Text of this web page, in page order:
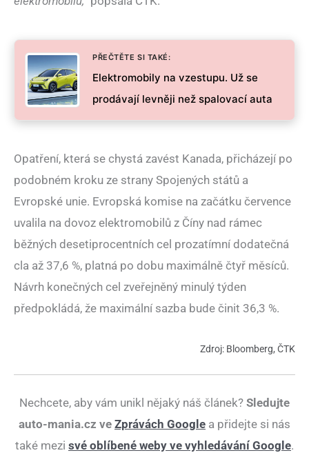
PŘEČTĚTE SI TAKÉ:
Elektromobily na vzestupu. Už se
prodávají levněji než spalovací auta
Opatření, která se chystá zavést Kanada, přicházejí po
podobném kroku ze strany Spojených států a
Evropské unie. Evropská komise na začátku července
uvalila na dovoz elektromobilů z Číny nad rámec
běžných desetiprocentních cel prozatímní dodatečná
cla až 37,6 %, platná po dobu maximálně čtyř měsíců.
Návrh konečných cel zveřejněný minulý týden
předpokládá, že maximální sazba bude činit 36,3 %.
Zdroj: Bloomberg, ČTK
Nechcete, aby vám unikl nějaký náš článek? Sledujte
auto-mania.cz ve Zprávách Google a přidejte si nás
také mezi své oblíbené weby ve vyhledávání Google.